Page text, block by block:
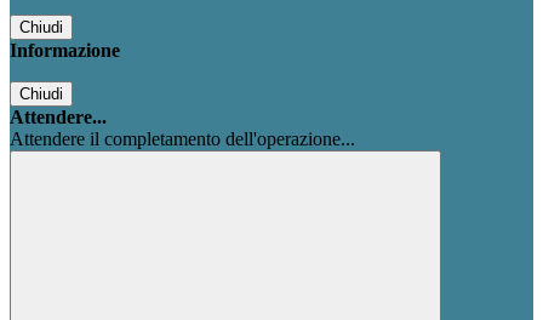
Chiudi
Informazione
Chiudi
Attendere...
Attendere il completamento dell'operazione...